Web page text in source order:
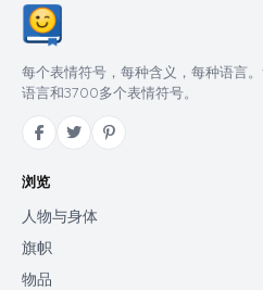
每个表情符号，每种含义，每种语言
语言和3700多个表情符号。
浏览
人物与身体
旗帜
物品